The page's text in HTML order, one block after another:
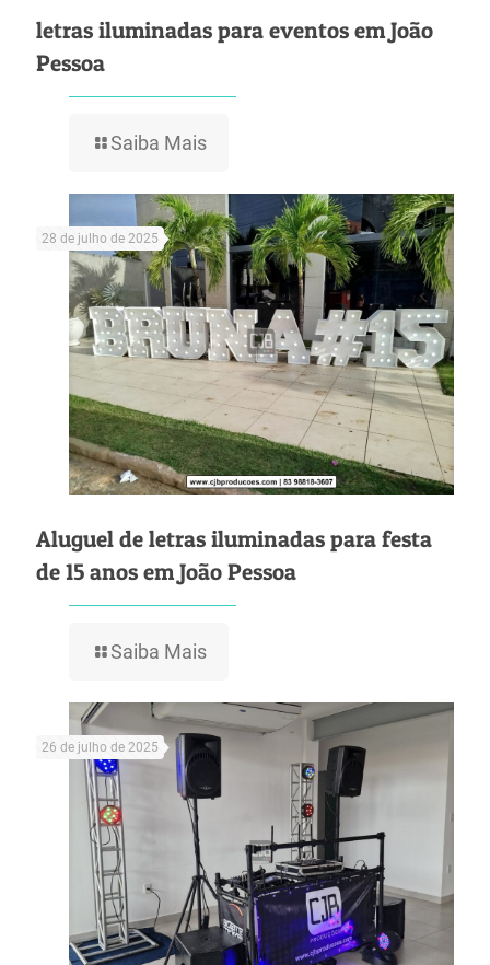
letras iluminadas para eventos em João
Pessoa
Saiba Mais
28 de julho de 2025
Aluguel de letras iluminadas para festa
de 15 anos em João Pessoa
Saiba Mais
26 de julho de 2025